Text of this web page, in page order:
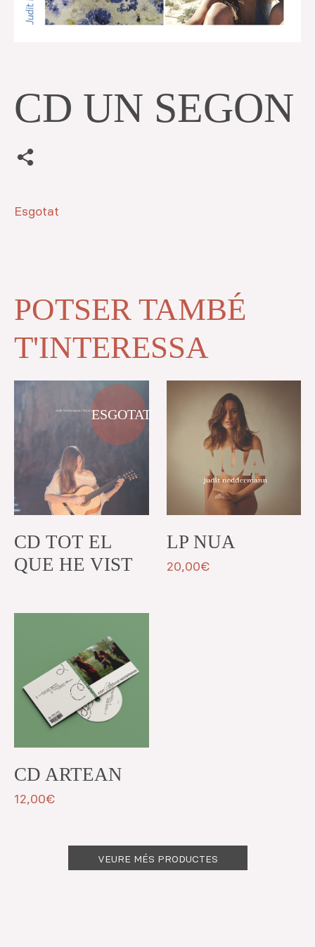
CD UN SEGON
Esgotat
POTSER TAMBÉ
T'INTERESSA
ESGOTAT
CD TOT EL
QUE HE VIST
LP NUA
20,00€
CD ARTEAN
12,00€
VEURE MÉS PRODUCTES